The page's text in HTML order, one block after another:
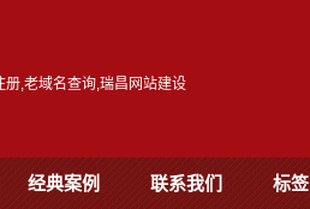
,老域名查询,瑞昌网站建设
经典案例 联系我们 标签